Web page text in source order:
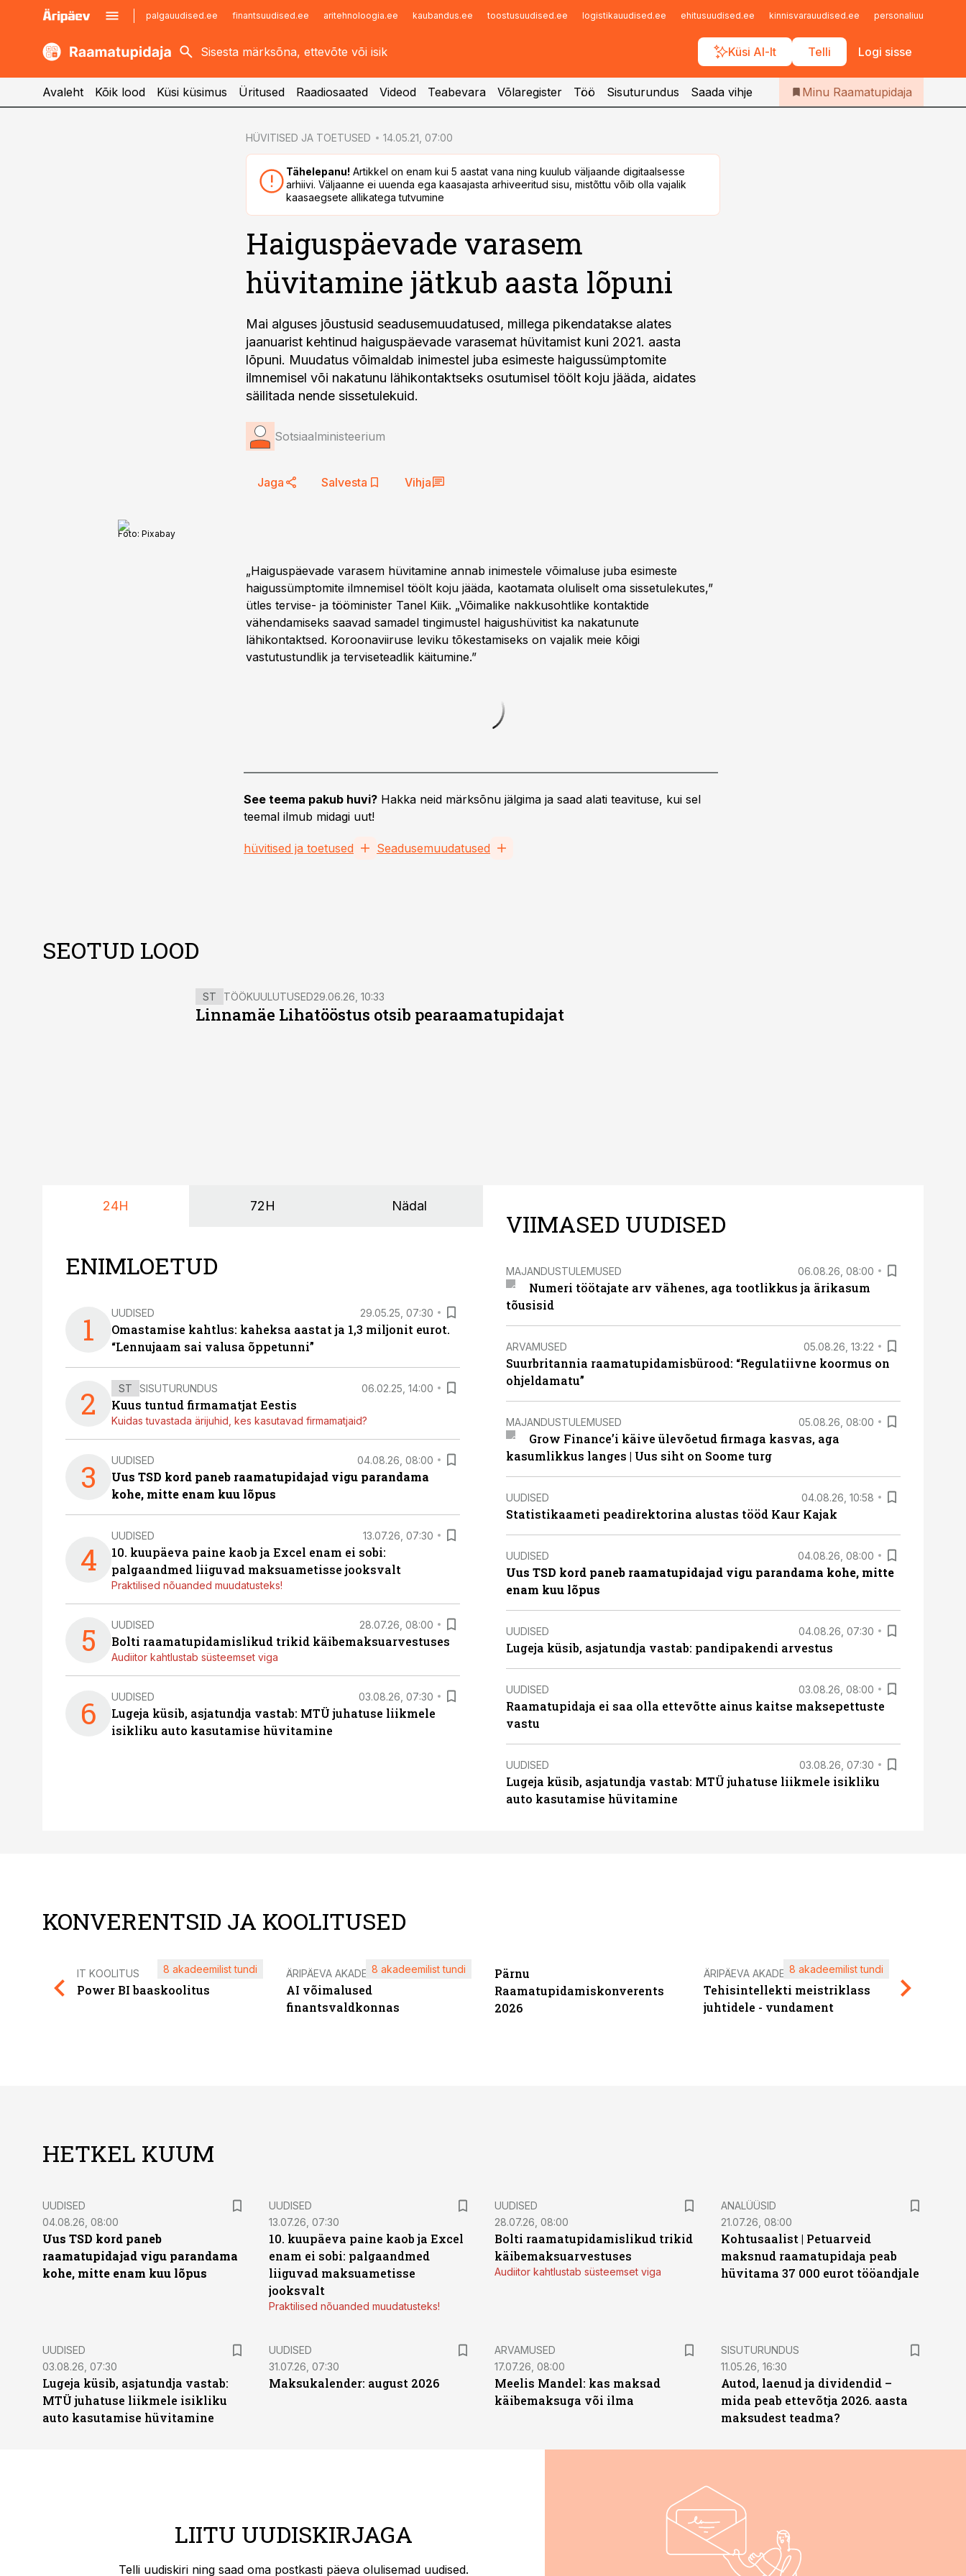
palgauudised.ee finantsuudised.ee aritehnoloogia.ee kaubandus.ee toostusuudised.ee logistikauudised.ee ehitusuudised.ee kinnisvarauudised.ee personaliuudised.ee
Küsi AI-lt Telli Logi sisse
kaubandus.ee
kinnisvarauudised.ee
imelineajalugu.ee
Infopank
Iseteenindus
Telli Raamatupidaja
Avaleht Kõik lood Küsi küsimus Üritused Raadiosaated Videod Teabevara Võlaregister Töö Sisuturundus Saada vihje Minu Raamatupidaja
HÜVITISED JA TOETUSED 14.05.21, 07:00
Tähelepanu! Artikkel on enam kui 5 aastat vana ning kuulub väljaande digitaalsesse
arhiivi. Väljaanne ei uuenda ega kaasajasta arhiveeritud sisu, mistõttu võib olla vajalik
kaasaegsete allikatega tutvumine
Haiguspäevade varasem
hüvitamine jätkub aasta lõpuni
Mai alguses jõustusid seadusemuudatused, millega pikendatakse alates
jaanuarist kehtinud haiguspäevade varasemat hüvitamist kuni 2021. aasta
lõpuni. Muudatus võimaldab inimestel juba esimeste haigussümptomite
ilmnemisel või nakatunu lähikontaktseks osutumisel töölt koju jääda, aidates
säilitada nende sissetulekuid.
Sotsiaalministeerium
Jaga Salvesta Vihja
Foto: Pixabay
„Haiguspäevade varasem hüvitamine annab inimestele võimaluse juba esimeste
haigussümptomite ilmnemisel töölt koju jääda, kaotamata oluliselt oma sissetulekutes,”
ütles tervise- ja tööminister Tanel Kiik. „Võimalike nakkusohtlike kontaktide
vähendamiseks saavad samadel tingimustel haigushüvitist ka nakatunute
lähikontaktsed. Koroonaviiruse leviku tõkestamiseks on vajalik meie kõigi
vastutustundlik ja terviseteadlik käitumine.”
See teema pakub huvi? Hakka neid märksõnu jälgima ja saad alati teavituse, kui sel
teemal ilmub midagi uut!
hüvitised ja toetused Seadusemuudatused
SEOTUD LOOD
ST TÖÖKUULUTUSED29.06.26, 10:33
Linnamäe Lihatööstus otsib pearaamatupidajat
24H 72H Nädal
ENIMLOETUD
1 UUDISED 29.05.25, 07:30
Omastamise kahtlus: kaheksa aastat ja 1,3 miljonit eurot.
“Lennujaam sai valusa õppetunni”
2 ST SISUTURUNDUS 06.02.25, 14:00
Kuus tuntud firmamatjat Eestis
Kuidas tuvastada ärijuhid, kes kasutavad firmamatjaid?
3 UUDISED 04.08.26, 08:00
Uus TSD kord paneb raamatupidajad vigu parandama
kohe, mitte enam kuu lõpus
4
UUDISED 13.07.26, 07:30
10. kuupäeva paine kaob ja Excel enam ei sobi:
palgaandmed liiguvad maksuametisse jooksvalt
Praktilised nõuanded muudatusteks!
5 UUDISED 28.07.26, 08:00
Bolti raamatupidamislikud trikid käibemaksuarvestuses
Audiitor kahtlustab süsteemset viga
6 UUDISED 03.08.26, 07:30
Lugeja küsib, asjatundja vastab: MTÜ juhatuse liikmele
isikliku auto kasutamise hüvitamine
VIIMASED UUDISED
MAJANDUSTULEMUSED 06.08.26, 08:00
Numeri töötajate arv vähenes, aga tootlikkus ja ärikasum
tõusisid
ARVAMUSED 05.08.26, 13:22
Suurbritannia raamatupidamisbürood: “Regulatiivne koormus on
ohjeldamatu”
MAJANDUSTULEMUSED 05.08.26, 08:00
Grow Finance’i käive ülevõetud firmaga kasvas, aga
kasumlikkus langes | Uus siht on Soome turg
UUDISED 04.08.26, 10:58
Statistikaameti peadirektorina alustas tööd Kaur Kajak
UUDISED 04.08.26, 08:00
Uus TSD kord paneb raamatupidajad vigu parandama kohe, mitte
enam kuu lõpus
UUDISED 04.08.26, 07:30
Lugeja küsib, asjatundja vastab: pandipakendi arvestus
UUDISED 03.08.26, 08:00
Raamatupidaja ei saa olla ettevõtte ainus kaitse maksepettuste
vastu
UUDISED 03.08.26, 07:30
Lugeja küsib, asjatundja vastab: MTÜ juhatuse liikmele isikliku
auto kasutamise hüvitamine
KONVERENTSID JA KOOLITUSED
IT KOOLITUS
Power BI baaskoolitus
8 akadeemilist tundi ÄRIPÄEVA AKADEEMIA
AI võimalused
finantsvaldkonnas
8 akadeemilist tundi
Pärnu
Raamatupidamiskonverents
2026
ÄRIPÄEVA AKADEEMIA
Tehisintellekti meistriklass
juhtidele - vundament
8 akadeemilist tundi
HETKEL KUUM
UUDISED
04.08.26, 08:00
Uus TSD kord paneb
raamatupidajad vigu parandama
kohe, mitte enam kuu lõpus
UUDISED
13.07.26, 07:30
10. kuupäeva paine kaob ja Excel
enam ei sobi: palgaandmed
liiguvad maksuametisse
jooksvalt
Praktilised nõuanded muudatusteks!
UUDISED
28.07.26, 08:00
Bolti raamatupidamislikud trikid
käibemaksuarvestuses
Audiitor kahtlustab süsteemset viga
ANALÜÜSID
21.07.26, 08:00
Kohtusaalist | Petuarveid
maksnud raamatupidaja peab
hüvitama 37 000 eurot tööandjale
UUDISED
03.08.26, 07:30
Lugeja küsib, asjatundja vastab:
MTÜ juhatuse liikmele isikliku
auto kasutamise hüvitamine
UUDISED
31.07.26, 07:30
Maksukalender: august 2026
ARVAMUSED
17.07.26, 08:00
Meelis Mandel: kas maksad
käibemaksuga või ilma
ST
SISUTURUNDUS
11.05.26, 16:30
Autod, laenud ja dividendid –
mida peab ettevõtja 2026. aasta
maksudest teadma?
LIITU UUDISKIRJAGA
Telli uudiskiri ning saad oma postkasti päeva olulisemad uudised.